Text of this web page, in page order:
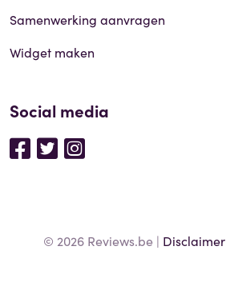
Samenwerking aanvragen
Widget maken
Social media
© 2026 Reviews.be | Disclaimer